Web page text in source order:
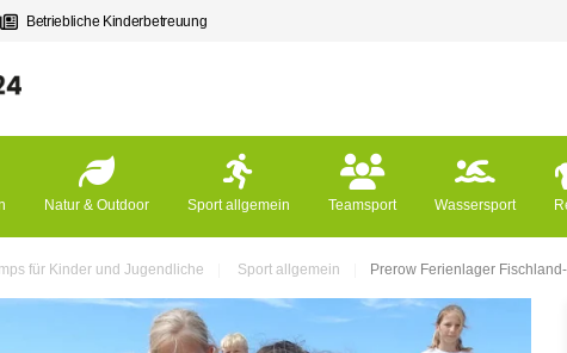
Betriebliche Kinderbetreuung
Natur & Outdoor Sport allgemein Teamsport Wassersport
für Kinder und Jugendliche Sport allgemein Prerow Ferienlager